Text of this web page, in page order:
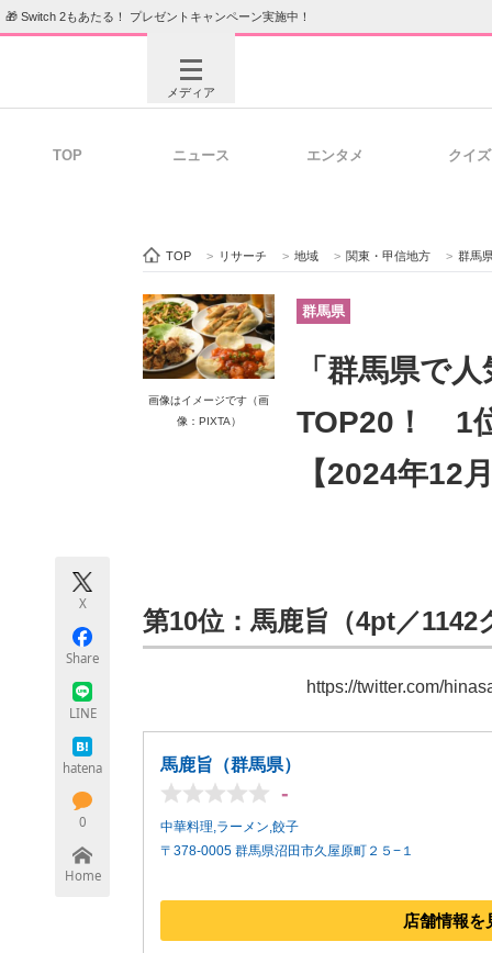
🎁 Switch 2もあたる！ プレゼントキャンペーン実施中！
メディア
ビジネスと働き方のヒント
ITエンジニア向け専門サイト 企業向け
ちょっと気になるネットの話題
TOP ニュース エンタメ クイズ
TOP > リサーチ > 地域 > 関東・甲信地方 > 群馬
画像はイメージです（画
像：PIXTA）
群馬県
「群馬県で
TOP20！ 1
【2024年12
X
Share
LINE
hatena
0
Home
第10位：馬鹿旨（4pt／1142
https://twitter.com/
馬鹿旨（群馬県）
-
中華料理,ラーメン,餃子
〒378-0005 群馬県沼田市久屋原町２５−１
店舗情報を